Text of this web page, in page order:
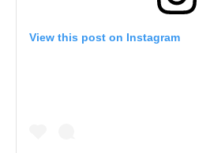
View this post on Instagram